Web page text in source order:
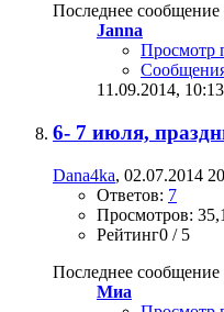
Последнее сообщение
Janna
Просмотр
11.09.2014, 10:13
6- 7 июля,
Dana4ka, 02.07.2014
Ответов: 7
Просмотров:
Рейтинг0 / 5
Последнее сообщение
Миа